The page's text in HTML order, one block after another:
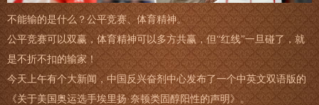
不能输的是什么？公平竞赛、体育精神。
公平竞赛可以双赢，体育精神可以多方共赢，但“红线”一旦碰了，就
是不折不扣的输家！
今天上午有个大新闻，中国反兴奋剂中心发布了一个中英文双语版的
《关于美国奥运选手埃里扬·奈顿类固醇阳性的声明》。